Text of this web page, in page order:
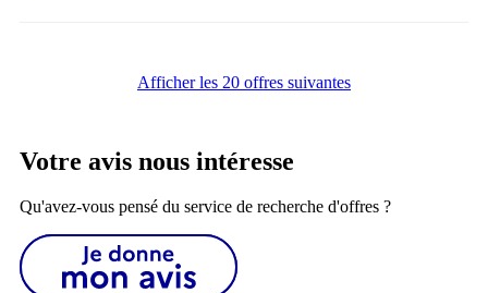
Afficher les 20 offres suivantes
Votre avis nous intéresse
Qu'avez-vous pensé du service de recherche d'offres ?